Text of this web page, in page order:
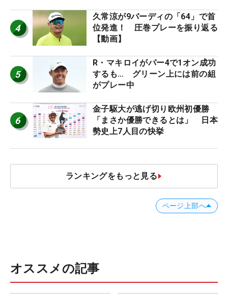
4
久常涼が9バーディの「64」で首
位発進！ 圧巻プレーを振り返る
【動画】
5
R・マキロイがパー4で1オン成功
するも… グリーン上には前の組
がプレー中
6
金子駆大が逃げ切り欧州初優勝
「まさか優勝できるとは」 日本
勢史上7人目の快挙
ランキングをもっと見る
ページ上部へ
オススメの記事